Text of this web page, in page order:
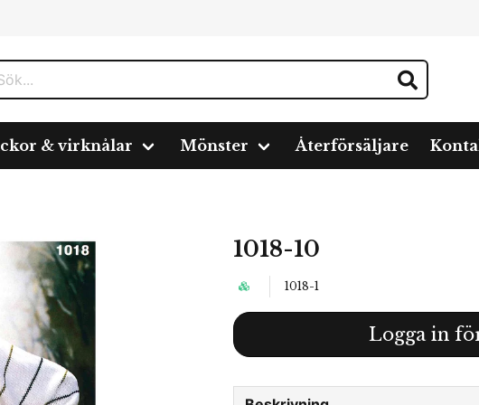
& virknålar Mönster Återförsäljare
1018-10
1018-1
Logga in